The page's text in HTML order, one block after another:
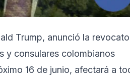
Trump, anunció la
y consulares colombianos
16 de junio, afectará a